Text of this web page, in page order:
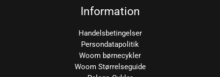
Information
Handelsbetingelser
Persondatapolitik
Woom børnecykler
Woom Størrelseguide